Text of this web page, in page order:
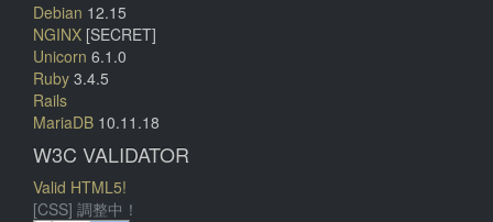
Debian 12.15
NGINX [SECRET]
Unicorn 6.1.0
Ruby 3.4.5
Rails
MariaDB 10.11.18
W3C VALIDATOR
Valid HTML5!
[CSS] 調整中！